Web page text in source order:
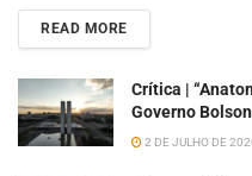
READ MORE
Crítica |
Governo
2 DE JULHO DE